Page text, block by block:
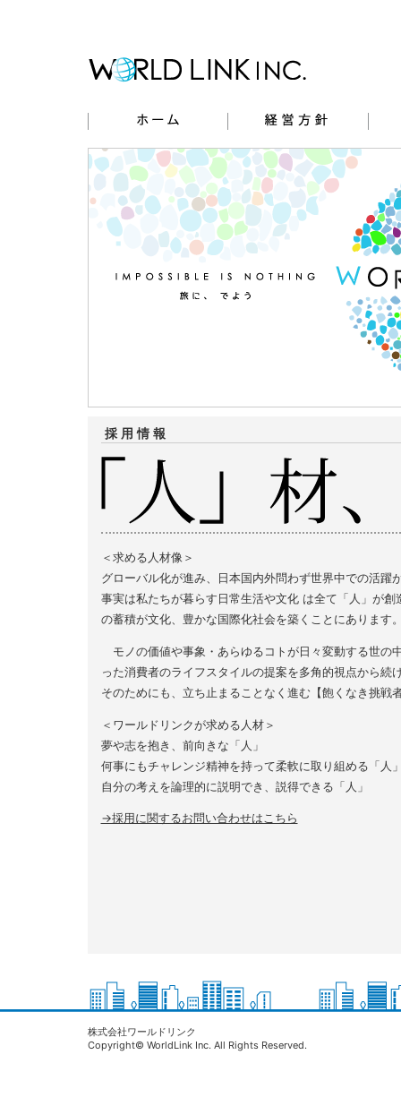
採用情報
＜求める人材像＞
グローバル化が進み、日本国内外問わず世界中での活躍
事実は私たちが暮らす日常生活や文化 は全て「人」が
の蓄積が文化、豊かな国際化社会を築くことにあります
モノの価値や事象・あらゆるコトが日々変動する世の
った消費者のライフスタイルの提案を多角的視点から続
そのためにも、立ち止まることなく進む【飽くなき挑戦
＜ワールドリンクが求める人材＞
夢や志を抱き、前向きな「人」
何事にもチャレンジ精神を持って柔軟に取り組める「人
自分の考えを論理的に説明でき、説得できる「人」
→採用に関するお問い合わせはこちら
株式会社ワールドリンク
Copyright© WorldLink Inc. All Rights Reserved.